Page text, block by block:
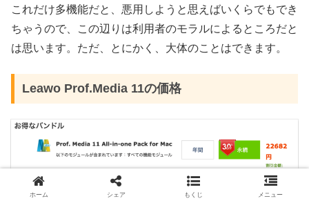
これだけ多機能だと、悪用しようと思えばいくらでもでき
ちゃうので、この辺りは利用者のモラルによるところだと
は思います。ただ、とにかく、大体のことはできます。
Leawo Prof.Media 11の価格
ホーム シェア もくじ メニュー